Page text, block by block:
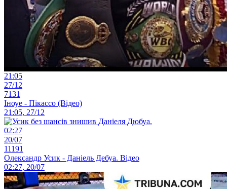
21:05
27/12
7131
Іноуе - Пікассо (Відео)
21:05, 27/12
02:27
20/07
11191
Олександр Усик - Даніель Дебуа. Відео
02:27, 20/07